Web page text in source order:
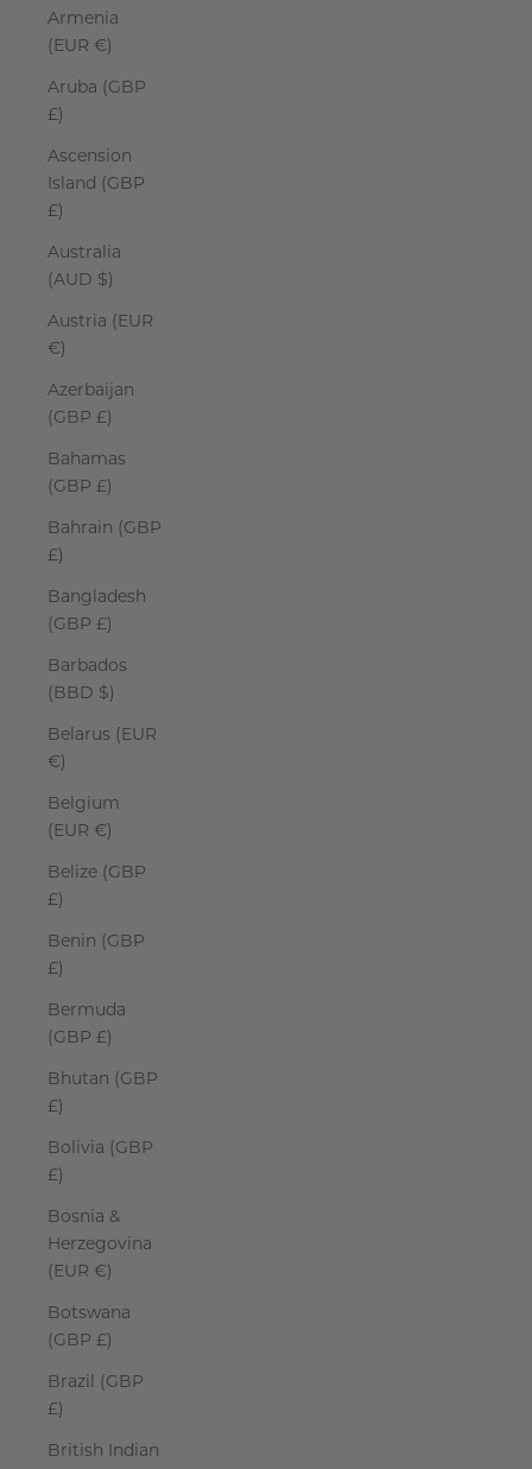
Armenia
(EUR €)
Aruba (GBP
£)
Ascension
Island (GBP
£)
Australia
(AUD $)
Austria (EUR
€)
Azerbaijan
(GBP £)
Bahamas
(GBP £)
Bahrain (GBP
£)
Bangladesh
(GBP £)
Barbados
(BBD $)
Belarus (EUR
€)
Belgium
(EUR €)
Belize (GBP
£)
Benin (GBP
£)
Bermuda
(GBP £)
Bhutan (GBP
£)
Bolivia (GBP
£)
Bosnia &
Herzegovina
(EUR €)
Botswana
(GBP £)
Brazil (GBP
£)
British Indian